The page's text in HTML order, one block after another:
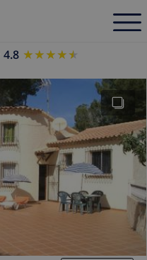
4.8 ★★★★★
★★★★★